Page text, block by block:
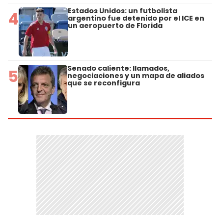
4 Estados Unidos: un futbolista
argentino fue detenido por el ICE en
un aeropuerto de Florida
5 Senado caliente: llamados,
negociaciones y un mapa de aliados
que se reconfigura